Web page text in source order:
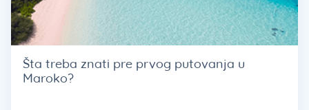
Šta treba znati pre prvog putovanja u
Maroko?